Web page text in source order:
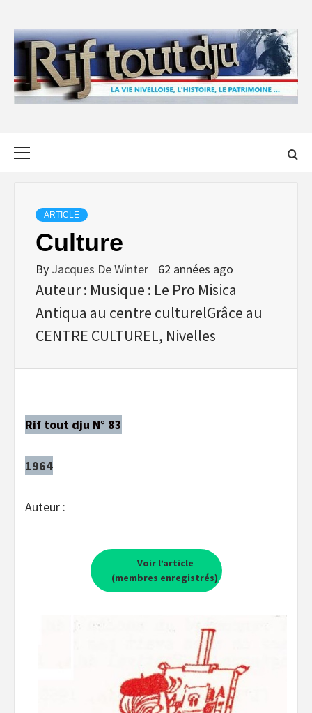
content
ARTICLE
Culture
By Jacques De Winter 62 années ago
Auteur : Musique : Le Pro Misica
Antiqua au centre culturelGrâce au
CENTRE CULTUREL, Nivelles
Rif tout dju N° 83
1964
Auteur :
Voir l’article
(membres enregistrés)